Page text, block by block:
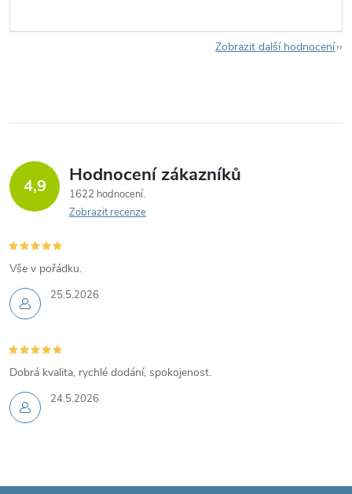
Zobrazit další hodnocení
4,9 Hodnocení zákazníků
1622 hodnocení
Zobrazit recenze
25.5.2026
Vše v pořádku.
24.5.2026
Dobrá kvalita, rychlé dodání, spokojenost.